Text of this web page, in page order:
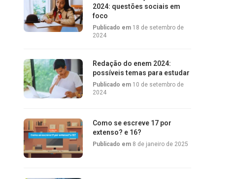
2024: questões sociais em
foco
Publicado em 18 de setembro de
2024
Redação do enem 2024:
possíveis temas para estudar
Publicado em 10 de setembro de
2024
Como se escreve 17 por
extenso? e 16?
Publicado em 8 de janeiro de 2025